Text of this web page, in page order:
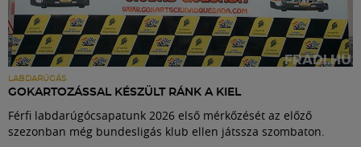
LABDARÚGÁS
GOKARTOZÁSSAL KÉSZÜLT RÁNK A KIEL
Férfi labdarúgócsapatunk 2026 első mérkőzését az előző
szezonban még bundesligás klub ellen játssza szombaton.
Szolgáltatások
Shop
Közösség